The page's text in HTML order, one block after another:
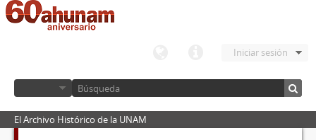
Iniciar sesión
El Archivo Histórico de la UNAM